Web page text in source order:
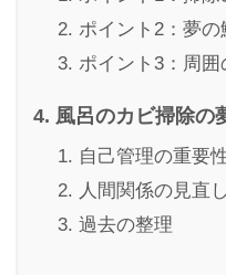
ポイント2：夢
ポイント3：周
風呂のカビ掃除の
自己管理の重要
人間関係の見直し
過去の整理